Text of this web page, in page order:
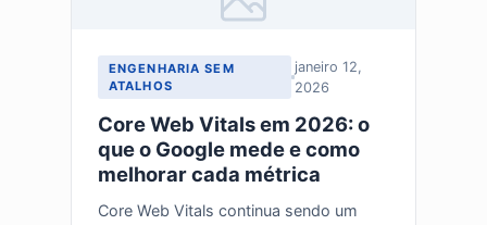
ENGENHARIA SEM
ATALHOS
janeiro 12,
2026
Core Web Vitals em 2026: o
que o Google mede e como
melhorar cada métrica
Core Web Vitals continua sendo um